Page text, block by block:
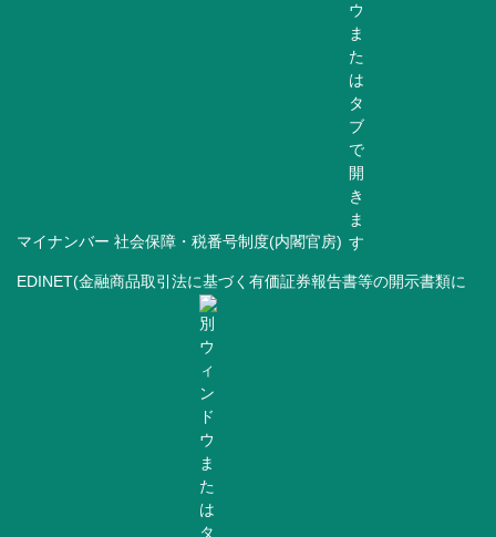
マイナンバー 社会保障・税番号制度(内閣官房)
EDINET(金融商品取引法に基づく有価証券報告書等の開示書類に